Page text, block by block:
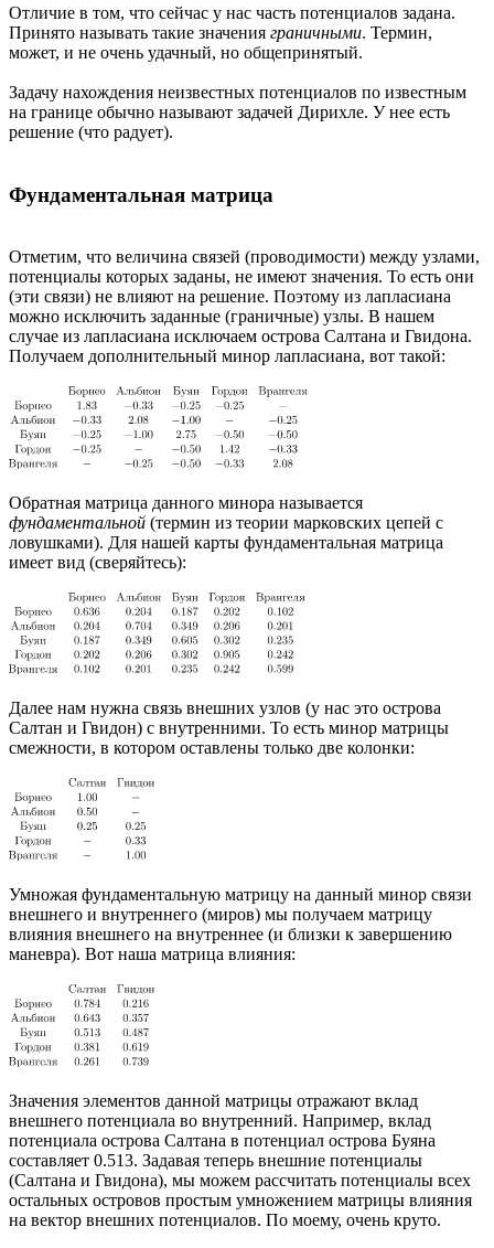
Отличие в том, что сейчас у нас часть потенциалов задана.
Принято называть такие значения граничными. Термин,
может, и не очень удачный, но общепринятый.
Задачу нахождения неизвестных потенциалов по известным
на границе обычно называют задачей Дирихле. У нее есть
решение (что радует).
Фундаментальная матрица
Отметим, что величина связей (проводимости) между узлами,
потенциалы которых заданы, не имеют значения. То есть они
(эти связи) не влияют на решение. Поэтому из лапласиана
можно исключить заданные (граничные) узлы. В нашем
случае из лапласиана исключаем острова Салтана и Гвидона.
Получаем дополнительный минор лапласиана, вот такой:
Обратная матрица данного минора называется
фундаментальной (термин из теории марковских цепей с
ловушками). Для нашей карты фундаментальная матрица
имеет вид (сверяйтесь):
Далее нам нужна связь внешних узлов (у нас это острова
Салтан и Гвидон) с внутренними. То есть минор матрицы
смежности, в котором оставлены только две колонки:
Умножая фундаментальную матрицу на данный минор связи
внешнего и внутреннего (миров) мы получаем матрицу
влияния внешнего на внутреннее (и близки к завершению
маневра). Вот наша матрица влияния:
Значения элементов данной матрицы отражают вклад
внешнего потенциала во внутренний. Например, вклад
потенциала острова Салтана в потенциал острова Буяна
составляет 0.513. Задавая теперь внешние потенциалы
(Салтана и Гвидона), мы можем рассчитать потенциалы всех
остальных островов простым умножением матрицы влияния
на вектор внешних потенциалов. По моему, очень круто.